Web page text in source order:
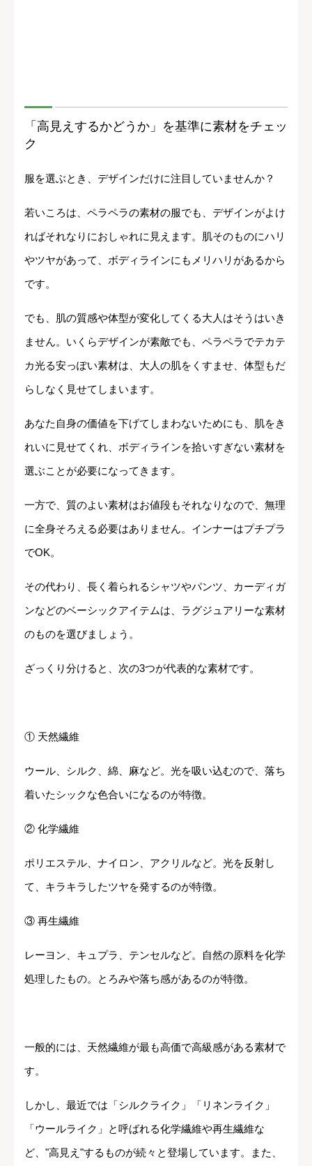
「高見えするかどうか」を基準に素材をチェッ
ク
服を選ぶとき、デザインだけに注目していませんか？
若いころは、ペラペラの素材の服でも、デザインがよけ
ればそれなりにおしゃれに見えます。肌そのものにハリ
やツヤがあって、ボディラインにもメリハリがあるから
です。
でも、肌の質感や体型が変化してくる大人はそうはいき
ません。いくらデザインが素敵でも、ペラペラでテカテ
カ光る安っぽい素材は、大人の肌をくすませ、体型もだ
らしなく見せてしまいます。
あなた自身の価値を下げてしまわないためにも、肌をき
れいに見せてくれ、ボディラインを拾いすぎない素材を
選ぶことが必要になってきます。
一方で、質のよい素材はお値段もそれなりなので、無理
に全身そろえる必要はありません。インナーはプチプラ
でOK。
その代わり、長く着られるシャツやパンツ、カーディガ
ンなどのベーシックアイテムは、ラグジュアリーな素材
のものを選びましょう。
ざっくり分けると、次の3つが代表的な素材です。
① 天然繊維
ウール、シルク、綿、麻など。光を吸い込むので、落ち
着いたシックな色合いになるのが特徴。
② 化学繊維
ポリエステル、ナイロン、アクリルなど。光を反射し
て、キラキラしたツヤを発するのが特徴。
③ 再生繊維
レーヨン、キュプラ、テンセルなど。自然の原料を化学
処理したもの。とろみや落ち感があるのが特徴。
一般的には、天然繊維が最も高価で高級感がある素材で
す。
しかし、最近では「シルクライク」「リネンライク」
「ウールライク」と呼ばれる化学繊維や再生繊維な
ど、"高見え"するものが続々と登場しています。また、